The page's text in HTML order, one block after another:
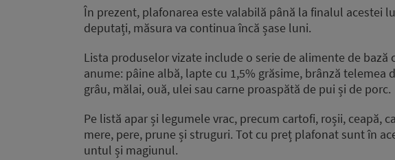
În prezent, plafonarea este valabilă până la finalul acestei
deputați, măsura va continua încă șase luni.
Lista produselor vizate include o serie de alimente de
anume: pâine albă, lapte cu 1,5% grăsime, brânză telemea
grâu, mălai, ouă, ulei sau carne proaspătă de pui și de porc.
Pe listă apar și legumele vrac, precum cartofi, roșii, ceapă,
mere, pere, prune și struguri. Tot cu preț plafonat sunt în
untul și magiunul.